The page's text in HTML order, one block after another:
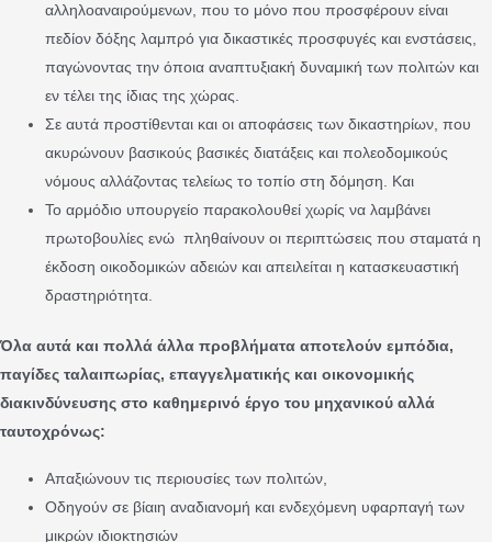
αλληλοαναιρούμενων, που το μόνο που προσφέρουν είναι
πεδίον δόξης λαμπρό για δικαστικές προσφυγές και ενστάσεις,
παγώνοντας την όποια αναπτυξιακή δυναμική των πολιτών και
εν τέλει της ίδιας της χώρας.
Σε αυτά προστίθενται και οι αποφάσεις των δικαστηρίων, που
ακυρώνουν βασικούς βασικές διατάξεις και πολεοδομικούς
νόμους αλλάζοντας τελείως το τοπίο στη δόμηση. Και
Το αρμόδιο υπουργείο παρακολουθεί χωρίς να λαμβάνει
πρωτοβουλίες ενώ πληθαίνουν οι περιπτώσεις που σταματά η
έκδοση οικοδομικών αδειών και απειλείται η κατασκευαστική
δραστηριότητα.
Όλα αυτά και πολλά άλλα προβλήματα αποτελούν εμπόδια,
παγίδες ταλαιπωρίας, επαγγελματικής και οικονομικής
διακινδύνευσης στο καθημερινό έργο του μηχανικού αλλά
ταυτοχρόνως:
Απαξιώνουν τις περιουσίες των πολιτών,
Οδηγούν σε βίαιη αναδιανομή και ενδεχόμενη υφαρπαγή των
μικρών ιδιοκτησιών